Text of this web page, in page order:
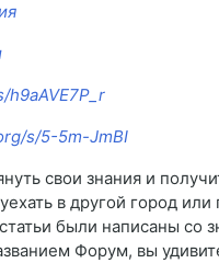
s/5-5m-JmBI
свои знания и
в другой город
были написаны со
Форум, вы